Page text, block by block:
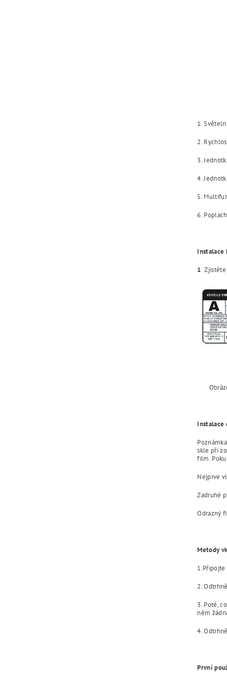
1.
2.
3.
4.
5.
6.
Instalace
1
Instalace
skle při
film.
Nejprve
Zadruhé
Odrazný
Metody
1.Připojte
2.
3. Poté,
něm
4.
První